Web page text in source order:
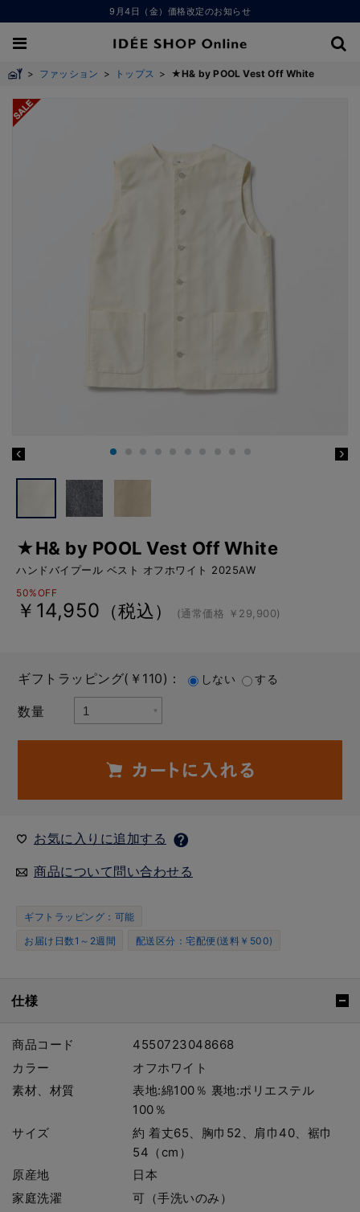
9月4日（金）価格改定のお知らせ
> ファッション > トップス > ★H& by POOL Vest Off White
★H& by POOL Vest Off White
ハンドバイプール ベスト オフホワイト 2025AW
50%OFF
￥14,950 （税込） (通常価格 ￥29,900)
ギフトラッピング(￥110)： しない する
数量
お気に入りに追加する
商品について問い合わせる
ギフトラッピング：可能
お届け日数1～2週間
配送区分：宅配便(送料￥500)
仕様
商品コード
4550723048668
カラー
オフホワイト
素材、材質
表地:綿100％ 裏地:ポリエステル
100％
サイズ
約 着丈65、胸巾52、肩巾40、裾巾
54（cm）
原産地
日本
家庭洗濯
可（手洗いのみ）